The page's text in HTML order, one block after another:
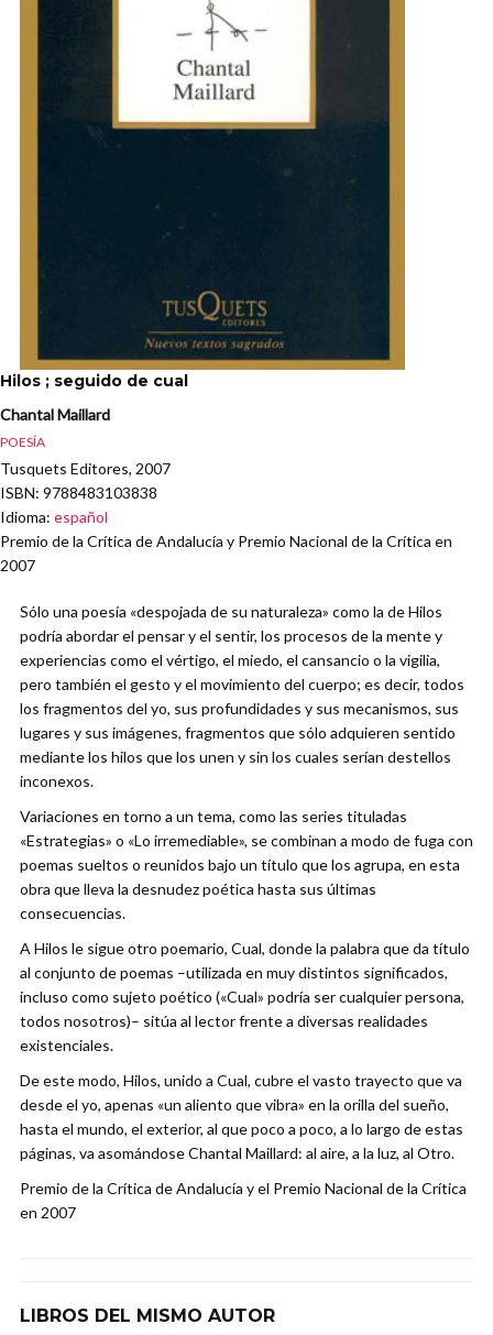
Hilos ; seguido de cual
Chantal Maillard
POESÍA
Tusquets Editores, 2007
ISBN: 9788483103838
Idioma: español
Premio de la Crítica de Andalucía y Premio Nacional de la Crítica en
2007
Sólo una poesía «despojada de su naturaleza» como la de Hilos
podría abordar el pensar y el sentir, los procesos de la mente y
experiencias como el vértigo, el miedo, el cansancio o la vigilia,
pero también el gesto y el movimiento del cuerpo; es decir, todos
los fragmentos del yo, sus profundidades y sus mecanismos, sus
lugares y sus imágenes, fragmentos que sólo adquieren sentido
mediante los hilos que los unen y sin los cuales serían destellos
inconexos.
Variaciones en torno a un tema, como las series tituladas
«Estrategias» o «Lo irremediable», se combinan a modo de fuga con
poemas sueltos o reunidos bajo un título que los agrupa, en esta
obra que lleva la desnudez poética hasta sus últimas
consecuencias.
A Hilos le sigue otro poemario, Cual, donde la palabra que da título
al conjunto de poemas –utilizada en muy distintos significados,
incluso como sujeto poético («Cual» podría ser cualquier persona,
todos nosotros)– sitúa al lector frente a diversas realidades
existenciales.
De este modo, Hilos, unido a Cual, cubre el vasto trayecto que va
desde el yo, apenas «un aliento que vibra» en la orilla del sueño,
hasta el mundo, el exterior, al que poco a poco, a lo largo de estas
páginas, va asomándose Chantal Maillard: al aire, a la luz, al Otro.
Premio de la Crítica de Andalucía y el Premio Nacional de la Crítica
en 2007
LIBROS DEL MISMO AUTOR